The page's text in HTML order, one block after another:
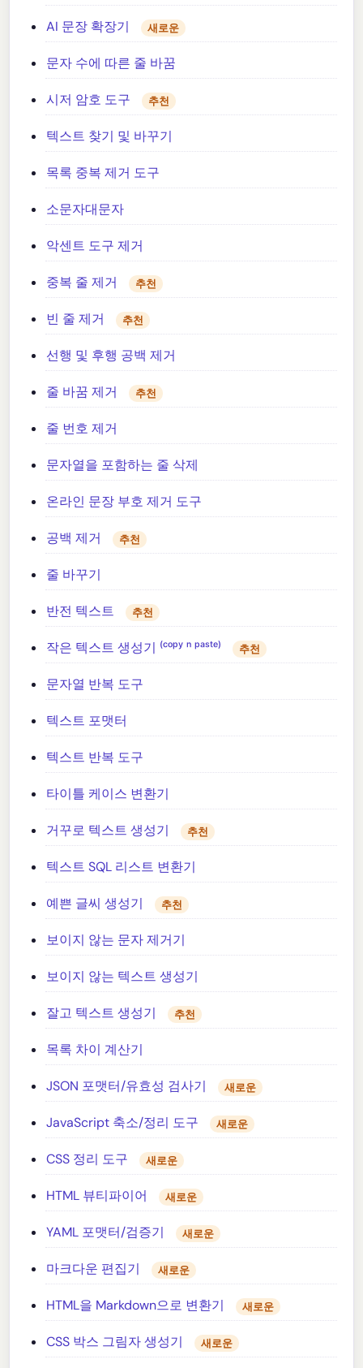
AI 문장 확장기 새로운
문자 수에 따른 줄 바꿈
시저 암호 도구 추천
텍스트 찾기 및 바꾸기
목록 중복 제거 도구
소문자대문자
악센트 도구 제거
중복 줄 제거 추천
빈 줄 제거 추천
선행 및 후행 공백 제거
줄 바꿈 제거 추천
줄 번호 제거
문자열을 포함하는 줄 삭제
온라인 문장 부호 제거 도구
공백 제거 추천
줄 바꾸기
반전 텍스트 추천
작은 텍스트 생성기 ⁽ᶜᵒᵖʸ ⁿ ᵖᵃˢᵗᵉ⁾ 추천
문자열 반복 도구
텍스트 포맷터
텍스트 반복 도구
타이틀 케이스 변환기
거꾸로 텍스트 생성기 추천
텍스트 SQL 리스트 변환기
예쁜 글씨 생성기 추천
보이지 않는 문자 제거기
보이지 않는 텍스트 생성기
잘고 텍스트 생성기 추천
목록 차이 계산기
JSON 포맷터/유효성 검사기 새로운
JavaScript 축소/정리 도구 새로운
CSS 정리 도구 새로운
HTML 뷰티파이어 새로운
YAML 포맷터/검증기 새로운
마크다운 편집기 새로운
HTML을 Markdown으로 변환기 새로운
CSS 박스 그림자 생성기 새로운